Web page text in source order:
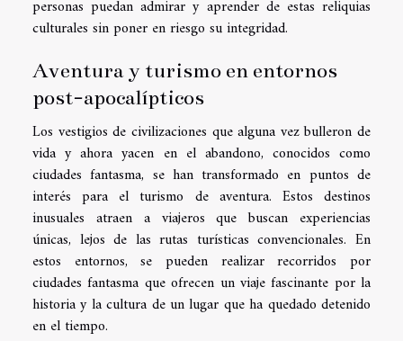
personas puedan admirar y aprender de estas reliquias
culturales sin poner en riesgo su integridad.
Aventura y turismo en entornos
post-apocalípticos
Los vestigios de civilizaciones que alguna vez bulleron de
vida y ahora yacen en el abandono, conocidos como
ciudades fantasma, se han transformado en puntos de
interés para el turismo de aventura. Estos destinos
inusuales atraen a viajeros que buscan experiencias
únicas, lejos de las rutas turísticas convencionales. En
estos entornos, se pueden realizar recorridos por
ciudades fantasma que ofrecen un viaje fascinante por la
historia y la cultura de un lugar que ha quedado detenido
en el tiempo.